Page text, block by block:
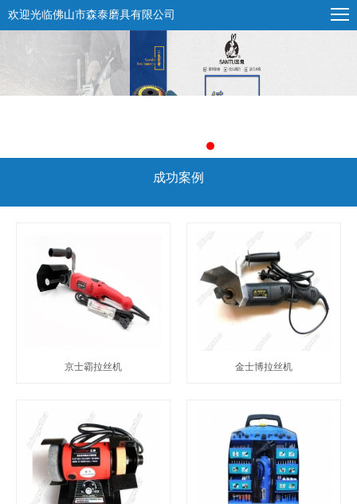
欢迎光临佛山市森泰磨具有限公司
成功案例
京士霸拉丝机 金士博拉丝机